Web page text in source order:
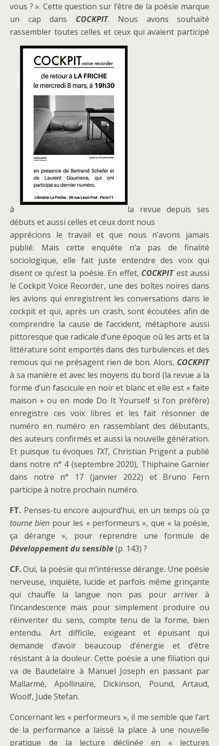
vous ? ». Cette question sur l’être de la poésie marque
un cap dans COCKPIT. Nous avons souhaité
rassembler toutes celles et ceux qui avaient participé
à
la revue depuis ses
débuts et aussi celles et ceux dont nous
apprécions le travail et que nous n’avons jamais
publié. Mais cette enquête n’a pas de finalité
sociologique, elle fait juste entendre des voix qui
disent ce qu’est la poésie. En effet, COCKPITest aussi
le Cockpit Voice Recorder, une des boîtes noires dans
les avions qui enregistrent les conversations dans le
cockpit et qui, après un crash, sont écoutées afin de
comprendre la cause de l’accident, métaphore aussi
pittoresque que radicale d’une époque où les arts et la
littérature sont emportés dans des turbulences et des
remous qui ne présagent rien de bon. Alors, COCKPIT
à sa manière et avec les moyens du bord (la revue a la
forme d’un fascicule en noir et blanc et elle est « faite
maison » ou en mode Do It Yourself si l’on préfère)
enregistre ces voix libres et les fait résonner de
numéro en numéro en rassemblant des débutants,
des auteurs confirmés et aussi la nouvelle génération.
Et puisque tu évoques TXT, Christian Prigent a publié
dans notre n° 4 (septembre 2020), Thiphaine Garnier
dans notre n° 17 (janvier 2022) et Bruno Fern
participe à notre prochain numéro.
FT. Penses-tu encore aujourd’hui, en un temps où ça
tourne bien pour les « performeurs », que « la poésie,
ça dérange », pour reprendre une formule de
Développement du sensible(p. 143) ?
CF.Oui, la poésie qui m’intéresse dérange. Une poésie
nerveuse, inquiète, lucide et parfois même grinçante
qui chauffe la langue non pas pour arriver à
l’incandescence mais pour simplement produire ou
réinventer du sens, compte tenu de la forme, bien
entendu. Art difficile, exigeant et épuisant qui
demande d’avoir beaucoup d’énergie et d’être
résistant à la douleur. Cette poésie a une filiation qui
va de Baudelaire à Manuel Joseph en passant par
Mallarmé, Apollinaire, Dickinson, Pound, Artaud,
Woolf, Jude Stefan.
Concernant les « performeurs », il me semble que l’art
de la performance a laissé la place à une nouvelle
pratique de la lecture déclinée en « lectures